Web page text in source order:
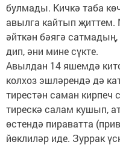
булмады. Кичкә таба
авылга кайтып
әйткән бәягә
дип, әни мине сүкте.
Авылдан 14 яшемдә
колхоз эшләрендә дә
тирестән саман кирпеч
тирескә салам кушып,
өстендә пираватта
йөклиләр иде. Зуррак